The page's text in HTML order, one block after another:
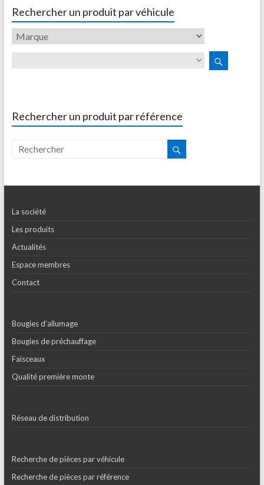
Rechercher un produit par véhicule
Rechercher un produit par référence
La société
Les produits
Actualités
Espace membres
Contact
Bougies d’allumage
Bougies de préchauffage
Faisceaux
Qualité première monte
Réseau de distribution
Recherche de pièces par véhicule
Recherche de pièces par référence